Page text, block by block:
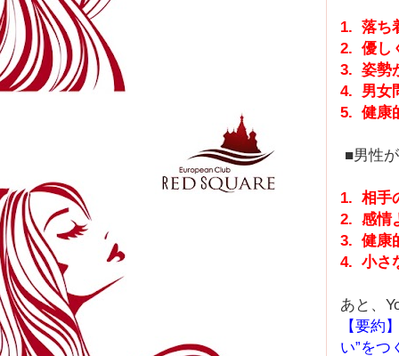
1. 落ち
2. 優し
3. 姿勢
4. 男女
5. 健康
■男性
1. 相手
2. 感情
3. 健康
4. 小さ
あと、
【要
い”をつ